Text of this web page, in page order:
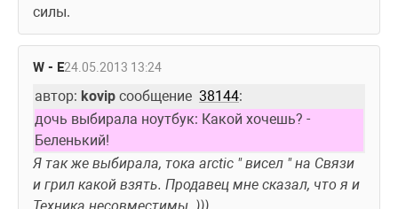
силы.
W - E24.05.2013 13:24
автор: kovip сообщение 38144:
дочь выбирала ноутбук: Какой хочешь? -
Беленький!
Я так же выбирала, тока arctic " висел " на Связи
и грил какой взять. Продавец мне сказал, что я и